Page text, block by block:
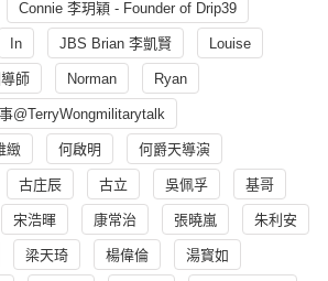
Connie 李玥穎 - Founder of Drip39
In JBS Brian 李凱賢 Louise
師 Norman Ryan
@TerryWongmilitarytalk
緻 何啟明 何爵天導演
古庄辰 古立 吳佩孚 基哥
宋浩暉 康常治 張曉嵐 朱利安
梁天琦 楊偉倫 湯寳如